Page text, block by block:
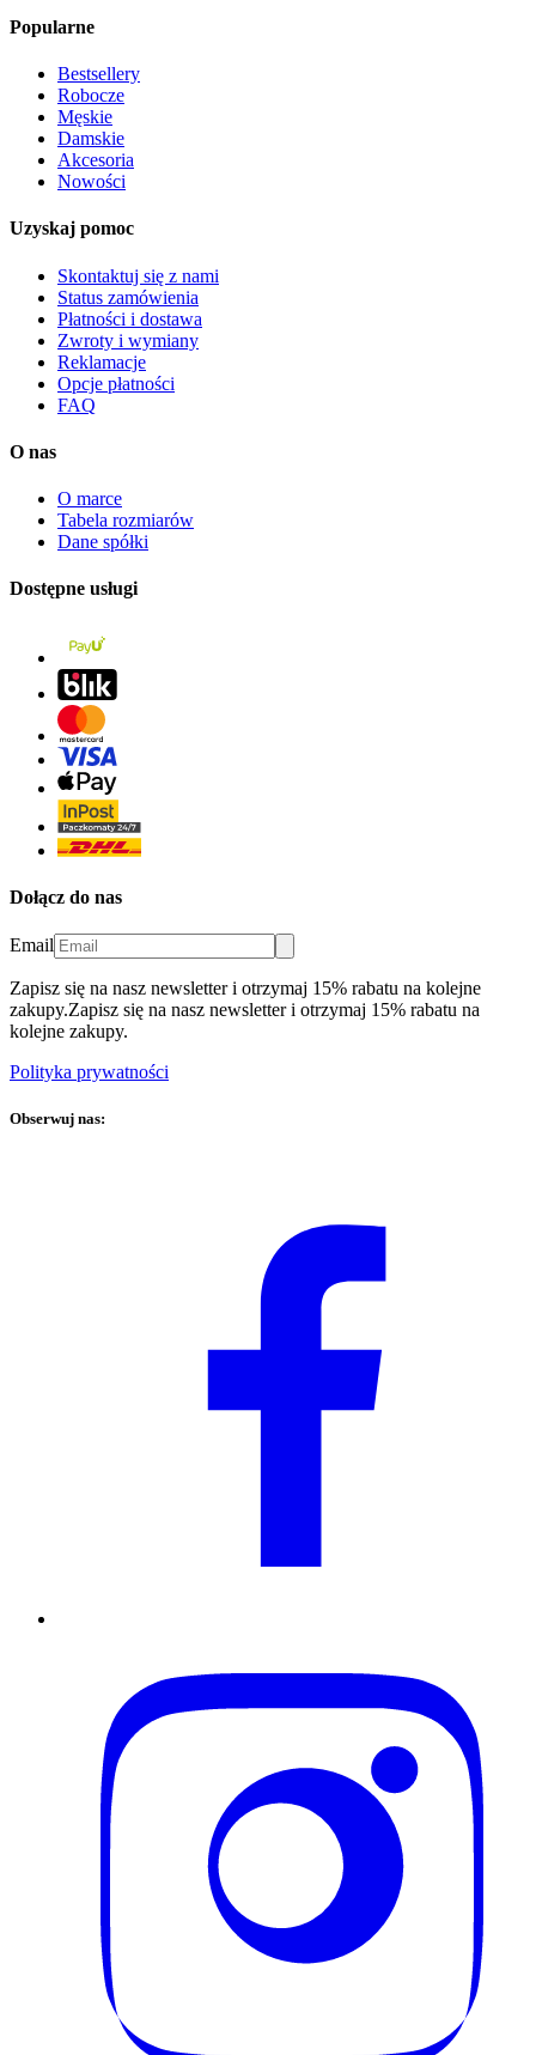
Popularne
Bestsellery
Robocze
Męskie
Damskie
Akcesoria
Nowości
Uzyskaj pomoc
Skontaktuj się z nami
Status zamówienia
Płatności i dostawa
Zwroty i wymiany
Reklamacje
Opcje płatności
FAQ
O nas
O marce
Tabela rozmiarów
Dane spółki
Dostępne usługi
Dołącz do nas
Email
Zapisz się na nasz newsletter i otrzymaj 15% rabatu na kolejne
zakupy.Zapisz się na nasz newsletter i otrzymaj 15% rabatu na
kolejne zakupy.
Polityka prywatności
Obserwuj nas: